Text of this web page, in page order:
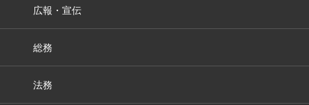
広報・宣伝
総務
法務